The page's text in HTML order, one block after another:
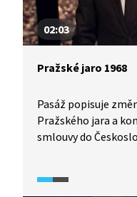
02:03
Pražské jaro 1968
Pasáž popisuje
Pražského jara a
smlouvy do